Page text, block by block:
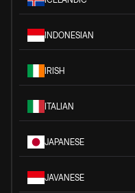
INDONESIAN
IRISH
ITALIAN
JAPANESE
JAVANESE